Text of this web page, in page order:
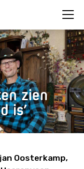
zien
is’
Oosterkamp,